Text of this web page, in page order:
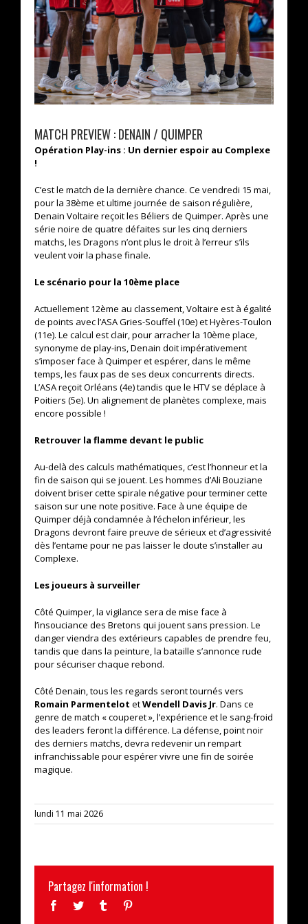
MATCH PREVIEW : DENAIN / QUIMPER
Opération Play-ins : Un dernier espoir au Complexe
!
C’est le match de la dernière chance. Ce vendredi 15 mai,
pour la 38ème et ultime journée de saison régulière,
Denain Voltaire reçoit les Béliers de Quimper. Après une
série noire de quatre défaites sur les cinq derniers
matchs, les Dragons n’ont plus le droit à l’erreur s’ils
veulent voir la phase finale.
Le scénario pour la 10ème place
Actuellement 12ème au classement, Voltaire est à égalité
de points avec l’ASA Gries-Souffel (10e) et Hyères-Toulon
(11e). Le calcul est clair, pour arracher la 10ème place,
synonyme de play-ins, Denain doit impérativement
s’imposer face à Quimper et espérer, dans le même
temps, les faux pas de ses deux concurrents directs.
L’ASA reçoit Orléans (4e) tandis que le HTV se déplace à
Poitiers (5e). Un alignement de planètes complexe, mais
encore possible !
Retrouver la flamme devant le public
Au-delà des calculs mathématiques, c’est l’honneur et la
fin de saison qui se jouent. Les hommes d’Ali Bouziane
doivent briser cette spirale négative pour terminer cette
saison sur une note positive. Face à une équipe de
Quimper déjà condamnée à l’échelon inférieur, les
Dragons devront faire preuve de sérieux et d’agressivité
dès l’entame pour ne pas laisser le doute s’installer au
Complexe.
Les joueurs à surveiller
Côté Quimper, la vigilance sera de mise face à
l’insouciance des Bretons qui jouent sans pression. Le
danger viendra des extérieurs capables de prendre feu,
tandis que dans la peinture, la bataille s’annonce rude
pour sécuriser chaque rebond.
Côté Denain, tous les regards seront tournés vers
Romain Parmentelot etWendell Davis Jr. Dans ce
genre de match « couperet », l’expérience et le sang-froid
des leaders feront la différence. La défense, point noir
des derniers matchs, devra redevenir un rempart
infranchissable pour espérer vivre une fin de soirée
magique.
lundi 11 mai 2026
Partagez l'information !
Facebook
Twitter Tumblr